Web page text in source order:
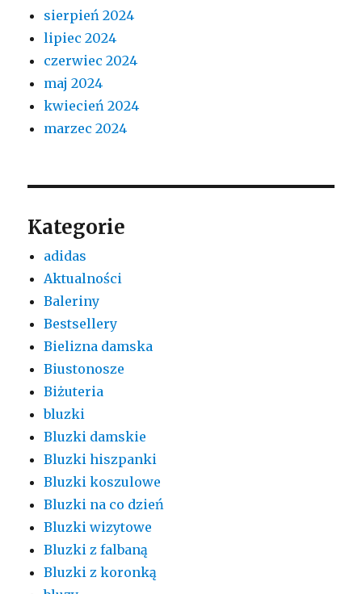
sierpień 2024
lipiec 2024
czerwiec 2024
maj 2024
kwiecień 2024
marzec 2024
Kategorie
adidas
Aktualności
Baleriny
Bestsellery
Bielizna damska
Biustonosze
Biżuteria
bluzki
Bluzki damskie
Bluzki hiszpanki
Bluzki koszulowe
Bluzki na co dzień
Bluzki wizytowe
Bluzki z falbaną
Bluzki z koronką